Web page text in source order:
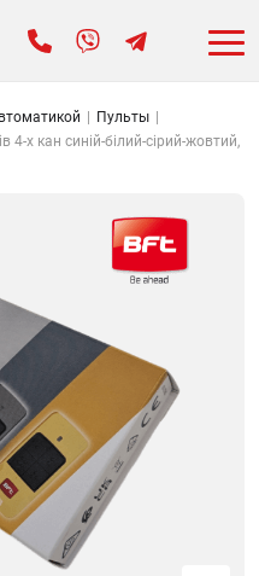
Пульты
4-х кан синій-білий-сірий-жовтий,